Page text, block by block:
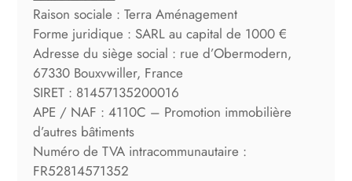
Espace client
Raison sociale : Terra Aménagement
Forme juridique : SARL au capital de 1000 €
Adresse du siège social : rue d’Obermodern,
67330 Bouxvwiller, France
SIRET : 81457135200016
APE / NAF : 4110C – Promotion immobilière
d’autres bâtiments
Numéro de TVA intracommunautaire :
FR52814571352